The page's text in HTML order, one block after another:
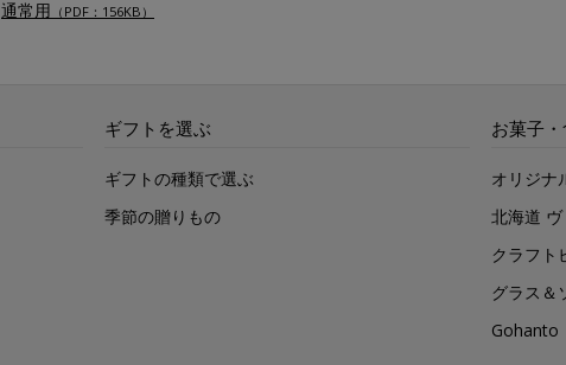
通常用 （PDF：156KB）
ギフトを選ぶ
ギフトの種類で選ぶ
季節の贈りもの
お菓子
オリジナ
北海道
クラフト
グラス＆
Gohanto